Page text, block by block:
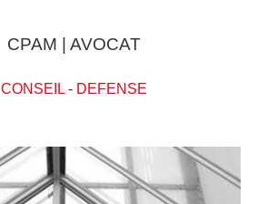
CPAM | AVOCAT
CONSEIL- DEFENSE